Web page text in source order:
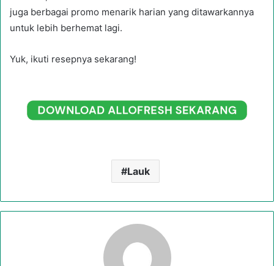
juga berbagai promo menarik harian yang ditawarkannya
untuk lebih berhemat lagi.
Yuk, ikuti resepnya sekarang!
Lauk